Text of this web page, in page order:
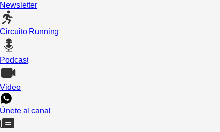
Newsletter
Circuito Running
Podcast
Video
Únete al canal